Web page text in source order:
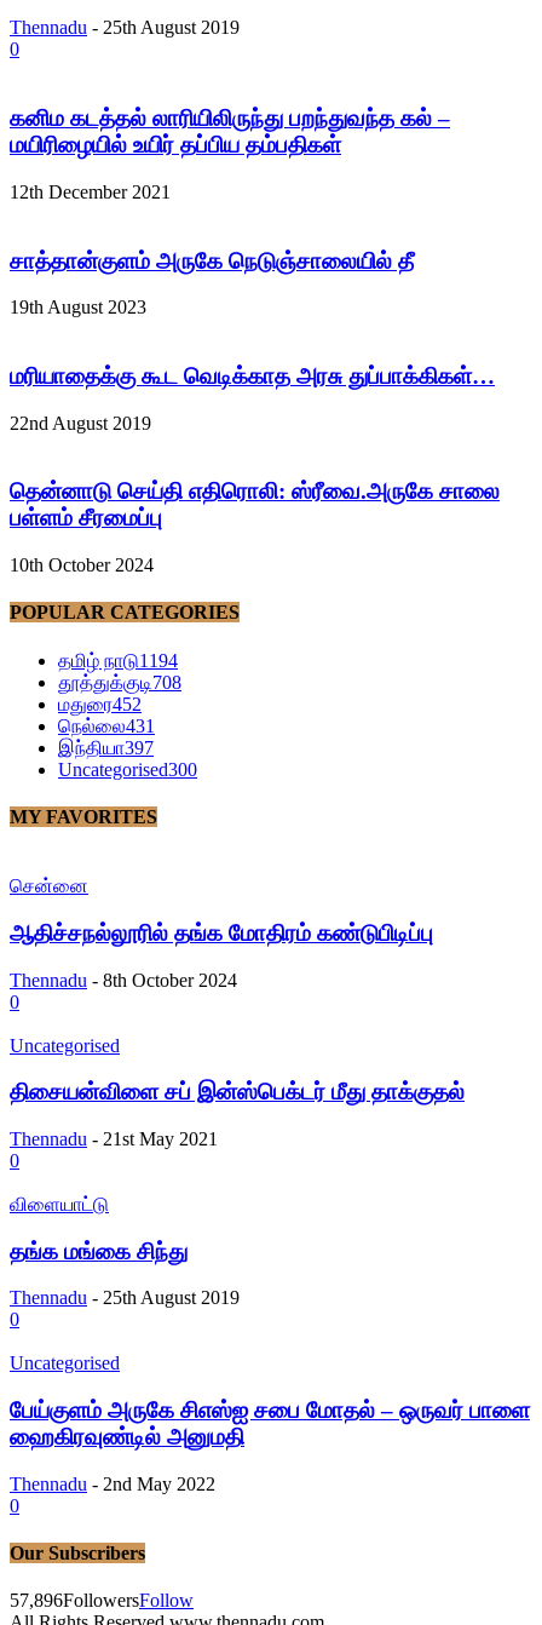
Thennadu - 25th August 2019
0
கனிம கடத்தல் லாரியிலிருந்து பறந்துவந்த கல் –
மயிரிழையில் உயிர் தப்பிய தம்பதிகள்
12th December 2021
சாத்தான்குளம் அருகே நெடுஞ்சாலையில் தீ
19th August 2023
மரியாதைக்கு கூட வெடிக்காத அரசு துப்பாக்கிகள்…
22nd August 2019
தென்னாடு செய்தி எதிரொலி: ஸ்ரீவை.அருகே சாலை
பள்ளம் சீரமைப்பு
10th October 2024
POPULAR CATEGORIES
தமிழ் நாடு1194
தூத்துக்குடி708
மதுரை452
நெல்லை431
இந்தியா397
Uncategorised300
MY FAVORITES
சென்னை
ஆதிச்சநல்லூரில் தங்க மோதிரம் கண்டுபிடிப்பு
Thennadu - 8th October 2024
0
Uncategorised
திசையன்விளை சப் இன்ஸ்பெக்டர் மீது தாக்குதல்
Thennadu - 21st May 2021
0
விளையாட்டு
தங்க மங்கை சிந்து
Thennadu - 25th August 2019
0
Uncategorised
பேய்குளம் அருகே சிஎஸ்ஐ சபை மோதல் – ஒருவர் பாளை
ஹைகிரவுண்டில் அனுமதி
Thennadu - 2nd May 2022
0
Our Subscribers
57,896FollowersFollow